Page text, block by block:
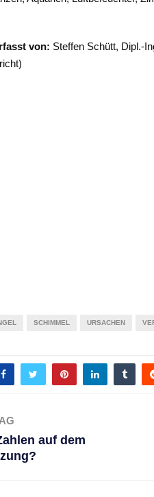
von: Steffen Schütt, Dipl.-
SCHIMMEL URSACHEN
auf dem